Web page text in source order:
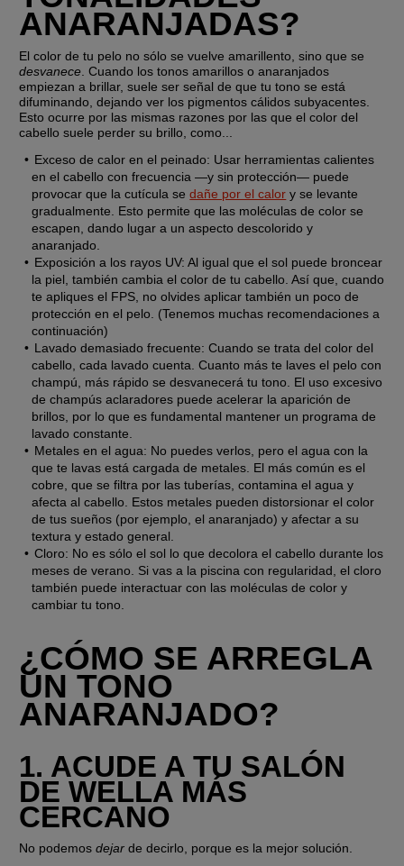
ANARANJADAS?
desvanece . Cuando los tonos amarillos o anaranjados
empiezan a brillar, suele ser señal de que tu tono se está
difuminando, dejando ver los pigmentos cálidos subyacentes.
Esto ocurre por las mismas razones por las que el color del
cabello suele perder su brillo, como...
Exceso de calor en el peinado: Usar herramientas calientes
en el cabello con frecuencia —y sin protección— puede
provocar que la cutícula se dañe por el calor y se levante
gradualmente. Esto permite que las moléculas de color se
escapen, dando lugar a un aspecto descolorido y
anaranjado.
Exposición a los rayos UV: Al igual que el sol puede broncear
la piel, también cambia el color de tu cabello. Así que, cuando
te apliques el FPS, no olvides aplicar también un poco de
protección en el pelo. (Tenemos muchas recomendaciones a
continuación)
Lavado demasiado frecuente: Cuando se trata del color del
cabello, cada lavado cuenta. Cuanto más te laves el pelo con
champú, más rápido se desvanecerá tu tono. El uso excesivo
de champús aclaradores puede acelerar la aparición de
brillos, por lo que es fundamental mantener un programa de
lavado constante.
Metales en el agua: No puedes verlos, pero el agua con la
que te lavas está cargada de metales. El más común es el
cobre, que se filtra por las tuberías, contamina el agua y
afecta al cabello. Estos metales pueden distorsionar el color
de tus sueños (por ejemplo, el anaranjado) y afectar a su
textura y estado general.
Cloro: No es sólo el sol lo que decolora el cabello durante los
meses de verano. Si vas a la piscina con regularidad, el cloro
también puede interactuar con las moléculas de color y
cambiar tu tono.
¿CÓMO SE ARREGLA
UN TONO
ANARANJADO?
1. ACUDE A TU SALÓN
DE WELLA MÁS
CERCANO
No podemos dejar de decirlo, porque es la mejor solución.